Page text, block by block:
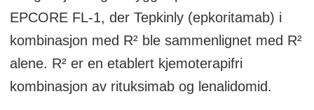
EPCORE FL-1, der Tepkinly (epkoritamab) i
kombinasjon med R² ble sammenlignet med R²
alene. R² er en etablert kjemoterapifri
kombinasjon av rituksimab og lenalidomid.